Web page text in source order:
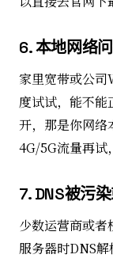
6. 本地网络
家里宽带或公
度试试，能不能
开，那是你网络
4G/5G流量再试
7. DNS被污
少数运营商或
服务器时DNS